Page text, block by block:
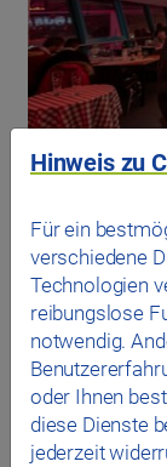
Hinweis zu
Für ein
verschiedene
Technologien
reibungslose
notwendig.
oder Ihnen
diese Dienste
jederzeit